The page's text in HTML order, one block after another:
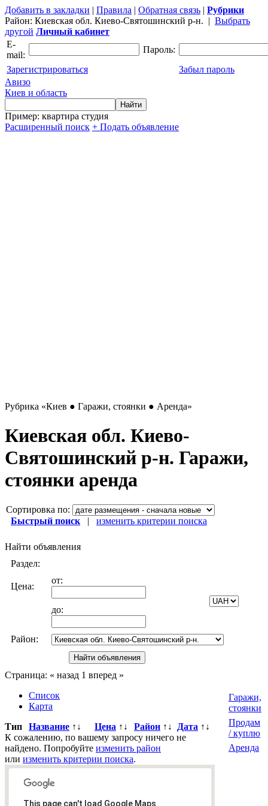
Добавить в закладки | Правила | Обратная связь | Рубрики
Район: Киевская обл. Киево-Святошинский р-н. | Выбрать
другой Личный кабинет
E-
mail:
Пароль:
Зарегистрироваться
Забыл пароль
Авизо
Киев и область
Пример: квартира студия
Расширенный поиск + Подать объявление
Рубрика «Киев ● Гаражи, стоянки ● Аренда»
Киевская обл. Киево-
Святошинский р-н. Гаражи,
стоянки аренда
Сортировка по:
Быстрый поиск | изменить критерии поиска
Найти объявления
Раздел:
Цена:
от:
до:
Район:
Страница: « назад 1 вперед »
Список
Карта
Тип
Название ↑↓ Цена ↑↓ Район ↑↓ Дата ↑↓
К сожалению, по вашему запросу ничего не
найдено. Попробуйте изменить район
или изменить критерии поиска.
This page can't load Google Maps
Гаражи,
стоянки
Продам
/ куплю
Аренда
Всего0объявлений.
Страница: « назад 1 вперед »